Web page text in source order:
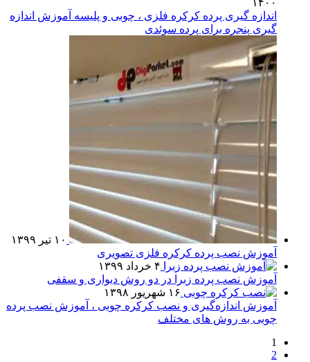
اندازه گیری پرده کرکره فلزی ، چوبی و پلیسه آموزش اندازه
گیری پنجره برای پرده سوئدی
۱۰ تیر ۱۳۹۹
آموزش نصب پرده کرکره فلزی تصویری
۴ خرداد ۱۳۹۹
آموزش نصب پرده زبرا در دو روش دیواری و سقفی
۱۶ شهریور ۱۳۹۸
آموزش اندازه‌گیری و نصب کرکره چوبی ، آموزش نصب پرده
چوبی به روش های مختلف
1
2